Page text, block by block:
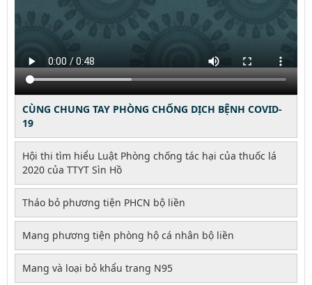
CÙNG CHUNG TAY PHÒNG CHỐNG DỊCH BỆNH COVID-
19
Hội thi tìm hiểu Luật Phòng chống tác hại của thuốc lá
2020 của TTYT Sìn Hồ
Tháo bỏ phương tiện PHCN bộ liền
Mang phương tiện phòng hộ cá nhân bộ liền
Mang và loại bỏ khẩu trang N95